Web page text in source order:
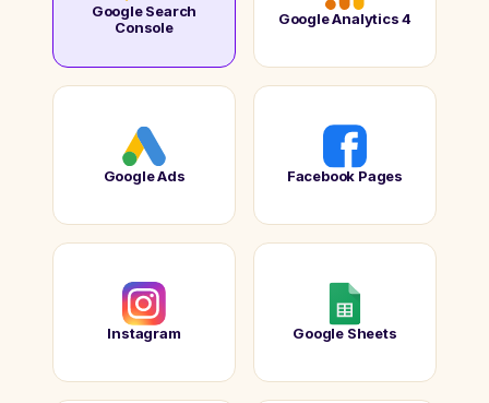
Google Search
Console
Google Analytics 4
Google Ads Facebook Pages
Instagram Google Sheets